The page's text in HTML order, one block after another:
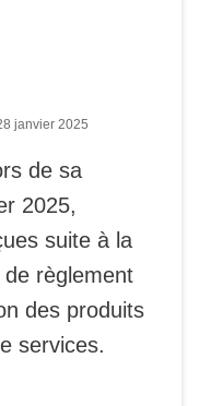
janvier 2025
de sa
2025,
suite à la
règlement
des produits
services.